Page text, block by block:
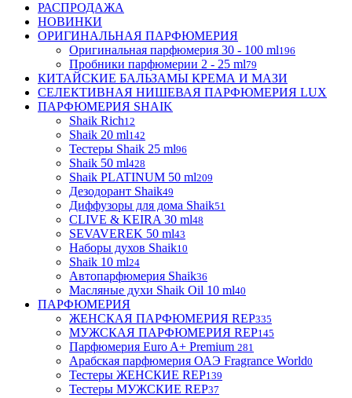
РАСПРОДАЖА
НОВИНКИ
ОРИГИНАЛЬНАЯ ПАРФЮМЕРИЯ
Оригинальная парфюмерия 30 - 100 ml196
Пробники парфюмерии 2 - 25 ml79
КИТАЙСКИЕ БАЛЬЗАМЫ КРЕМА И МАЗИ
СЕЛЕКТИВНАЯ НИШЕВАЯ ПАРФЮМЕРИЯ LUX
ПАРФЮМЕРИЯ SHAIK
Shaik Rich12
Shaik 20 ml142
Тестеры Shaik 25 ml96
Shaik 50 ml428
Shaik PLATINUM 50 ml209
Дезодорант Shaik49
Диффузоры для дома Shaik51
CLIVE & KEIRA 30 ml48
SEVAVEREK 50 ml43
Наборы духов Shaik10
Shaik 10 ml24
Автопарфюмерия Shaik36
Масляные духи Shaik Oil 10 ml40
ПАРФЮМЕРИЯ
ЖЕНСКАЯ ПАРФЮМЕРИЯ REP335
МУЖСКАЯ ПАРФЮМЕРИЯ REP145
Парфюмерия Euro A+ Premium 281
Арабская парфюмерия ОАЭ Fragrance World0
Тестеры ЖЕНСКИЕ REP139
Тестеры МУЖСКИЕ REP37